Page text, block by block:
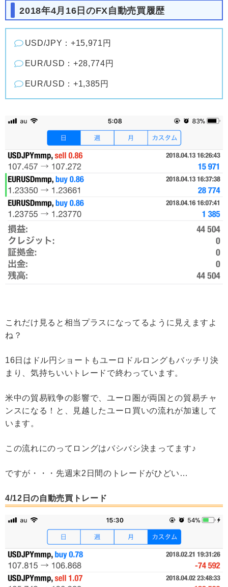
2018年4月16日のFX自動売買履歴
USD/JPY：+15,971円
EUR/USD：+28,774円
EUR/USD：+1,385円
これだけ見ると相当プラスになってるように見えますよ
ね？
16日はドル円ショートもユーロドルロングもバッチリ決
まり、気持ちいいトレードで終わっています。
米中の貿易戦争の影響で、ユーロ圏が両国との貿易チャ
ンスになる！と、見越したユーロ買いの流れが加速して
います。
この流れにのってロングはバシバシ決まってます♪
ですが・・・先週末2日間のトレードがひどい…
4/12日の自動売買トレード